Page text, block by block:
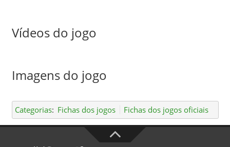
Vídeos do jogo
Imagens do jogo
Categorias: Fichas dos jogos Fichas dos jogos oficiais